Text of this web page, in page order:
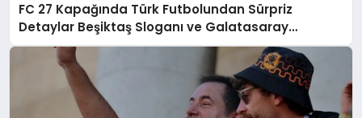
FC 27 Kapağında Türk Futbolundan Sürpriz
Detaylar Beşiktaş Sloganı ve Galatasaray
Forması Dikkat Çekti